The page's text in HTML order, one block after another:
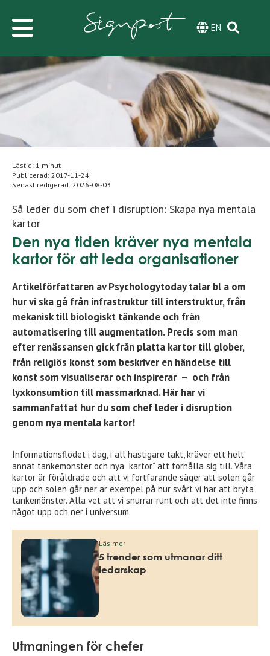
EN
Lästid: 1 minut
Publicerad: 2017-11-24
Senast redigerad: 2026-08-03
Så leder du som chef i disruption: Skapa nya mentala
kartor
Den nya tiden kräver nya mentala
kartor för att leda organisationer
Artikelförfattaren av Psychologytoday talar bl a om
hur vi ska gå från infrastruktur till interstruktur, från
mekanisk till biologiskt tänkande och från
automatisering till augmentation. Precis som man
efter renässansen gick från platta kartor till glober,
från religiös konst som beskriver en händelse till
konst som visualiserar och inspirerar – och från
lyxkonsumtion till massmarknad.Här har vi
sammanfattat hur du som chef leder i disruption
genom nya mentala kartor!
Informationsflödet i dag, i all hastigare takt, kräver ett helt
annat tankemönster och nya ”kartor” att förhålla sig till. Våra
kartor är föråldrade och att vi fortfarande säger att solen går
upp och solen går ner är exempel på hur svårt vi har att bryta
tankemönster. Alla vet att vi snurrar runt och att det inte finns
något upp och ner i universum.
Läs mer
5 trender som utmanar ditt
ledarskap
Utmaningen för chefer